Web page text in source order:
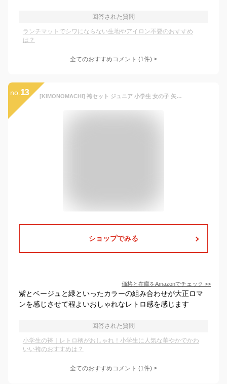
回答された質問
ランチマットでシワにならない生地やアイロン不要のおすすめ
は？
全てのおすすめコメント (1件) >
no. 13 [KIMONOMACHI] 袴セット ジュニア 小学生 女の子 矢羽 緑×ベージュ＋紫 卒業式 子供用 (着物+袴+二尺袖用襦袢+袴下帯) 3Sサイズ 女の子袴セット 大人の小さいサイズ 矢羽根 矢絣
ショップでみる
価格と在庫をAmazonでチェック >>
紫とベージュと緑といったカラーの組み合わせが大正ロマ
ンを感じさせて程よいおしゃれなレトロ感を感じます
回答された質問
小学生の袴｜レトロ柄がおしゃれ！小学生に人気な華やかでかわ
いい袴のおすすめは？
全てのおすすめコメント (1件) >